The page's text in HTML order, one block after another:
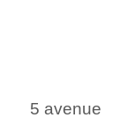
5 avenue